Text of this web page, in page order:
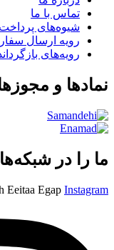
تماس با ما
شیوه‌های پرداخت
رویه ارسال
رویه‌های
نمادها و
ما را در
Eeitaa Egap Instagram